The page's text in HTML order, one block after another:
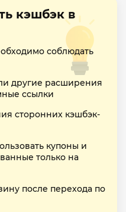
кэшбэк в
соблюдать
другие расширения
ссылки
сторонних кэшбэк-
купоны и
только на
после перехода по